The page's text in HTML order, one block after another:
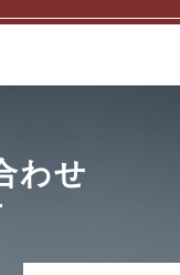
わせ